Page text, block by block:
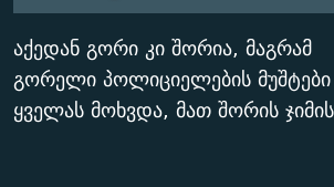
ᲐᲒᲕᲘᲡᲢᲝᲡ ᲝᲛᲘ
ПРИВЕТ ᲙᲣᲚᲢᲣᲠᲐ
აქედან გორი კი შორია, მაგრამ
გორელი პოლიციელების
ყველას მოხვდა, მათ შორის